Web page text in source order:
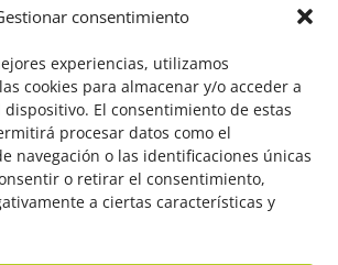
consentimiento
experiencias, utilizamos
cookies para almacenar y/o acceder a
El consentimiento de estas
procesar datos como el
navegación o las identificaciones únicas
o retirar el consentimiento,
a ciertas características y